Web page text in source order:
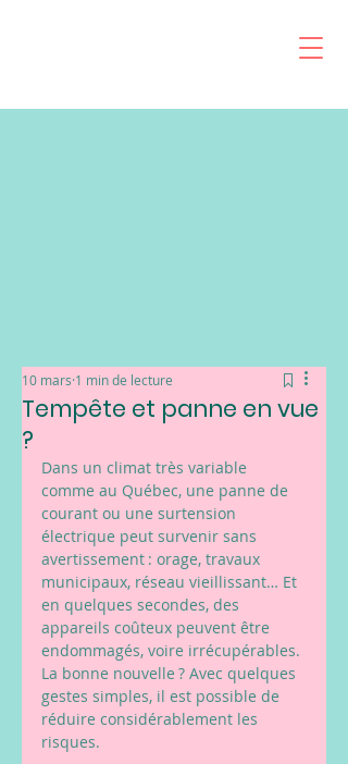
Tempête et panne en vue
?
10 mars 1 min de lecture
Dans un climat très variable
comme au Québec, une panne de
courant ou une surtension
électrique peut survenir sans
avertissement : orage, travaux
municipaux, réseau vieillissant… Et
en quelques secondes, des
appareils coûteux peuvent être
endommagés, voire irrécupérables.
La bonne nouvelle ? Avec quelques
gestes simples, il est possible de
réduire considérablement les
risques.